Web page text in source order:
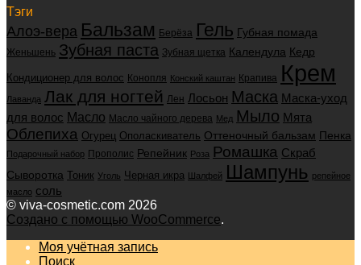
Тэги
Алоэ-вера Бальзам Берёза Гель Губная помада
Женьшень Зубная паста Зубная щетка Календула Кедр
Кондиционер для волос Конопля Конский каштан Крапива Крем
Лаванда Лак для ногтей Лен Лосьон Маска Маска-уход
для волос Масло Масло чайного дерева Мед Мыло Мята
Облепиха Огурец Ополаскиватель Оттеночный бальзам Пенка
Подарочный набор Прополис Репейник Роза Ромашка Скраб
Сыворотка Тоник Уголь Черная икра Шалфей Шампунь репейное
масло соль
© viva-cosmetic.com 2026
Создано с помощью WooCommerce.
Моя учётная запись
Поиск